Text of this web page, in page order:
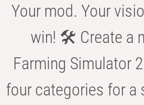
Your mod. Your
win! 🛠️ Create a
Farming Simulator
four categories for a